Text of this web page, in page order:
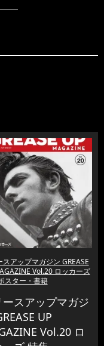
スアップマガジン GREASE
Vol.20 ロッカーズ
スター・書籍
ースアップマガジ
UP
Vol.20 ロ